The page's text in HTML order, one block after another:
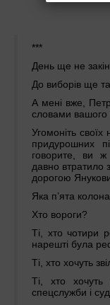
***
День ще не
До виборів ще
А мені вже,
словами вашого
Угомоніть своїх
придурошних
говорите, ви
давно втратило
дорогою
Яка п’ята
Хто вороги?
Ті, хто чотири
нарешті була
Ті, хто хочуть
Ті, хто хочуть
спецслужби і